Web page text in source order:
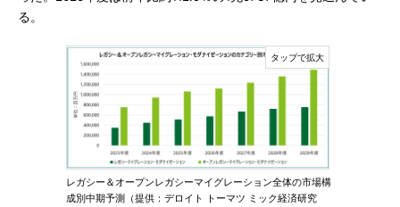
る。
レガシー＆オープンレガシーマイグレーション全体の市場構
成別中期予測（提供：デロイト トーマツ ミック経済研究